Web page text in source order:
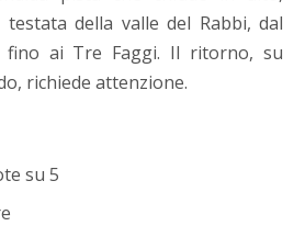
della valle del Rabbi, dal
fino ai Tre Faggi. Il ritorno, su
richiede attenzione.
su 5